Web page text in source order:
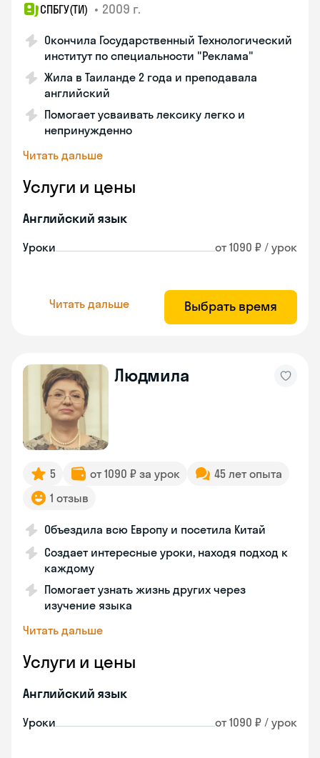
СПБГУ(ТИ) • 2009 г.
Окончила Государственный Технологический
институт по специальности "Реклама"
Жила в Таиланде 2 года и преподавала
английский
Помогает усваивать лексику легко и
непринужденно
Читать дальше
Услуги и цены
Английский язык
Уроки от 1090 ₽ / урок
Читать дальше Выбрать время
Людмила
5 от 1090 ₽ за урок
45 лет опыта
1 отзыв
Объездила всю Европу и посетила Китай
Создает интересные уроки, находя подход к
каждому
Помогает узнать жизнь других через
изучение языка
Читать дальше
Услуги и цены
Английский язык
Уроки от 1090 ₽ / урок